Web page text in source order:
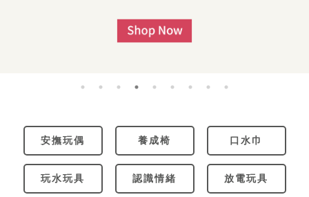
安撫玩偶 養成椅 口水巾
玩水玩具 認識情緒 放電玩具